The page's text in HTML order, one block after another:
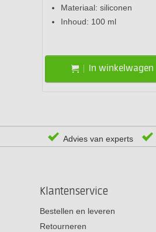
Materiaal: siliconen
Inhoud: 100 ml
In winkelwagen
Advies van experts
Klantenservice
Bestellen en leveren
Retourneren